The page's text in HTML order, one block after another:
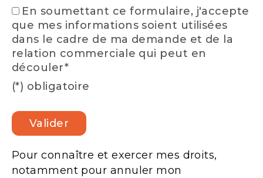
En soumettant ce formulaire, j'accepte
que mes informations soient utilisées
dans le cadre de ma demande et de la
relation commerciale qui peut en
découler*
(*) obligatoire
Pour connaître et exercer mes droits,
notamment pour annuler mon